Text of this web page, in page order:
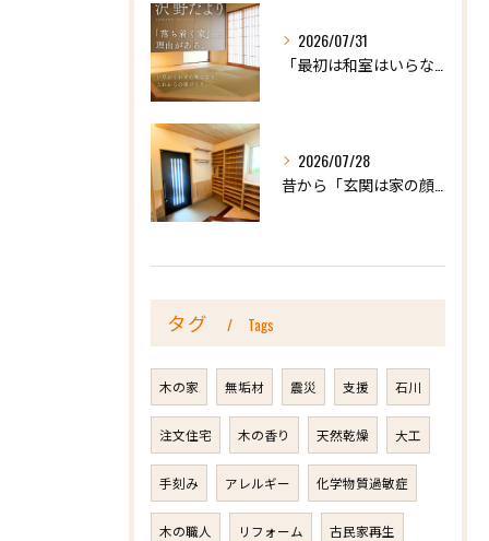
2026/07/31
2026/07/28
タグ Tags
木の家 無垢材 震災 支援 石川
注文住宅 木の香り 天然乾燥 大工
手刻み アレルギー 化学物質過敏症
木の職人 リフォーム 古民家再生